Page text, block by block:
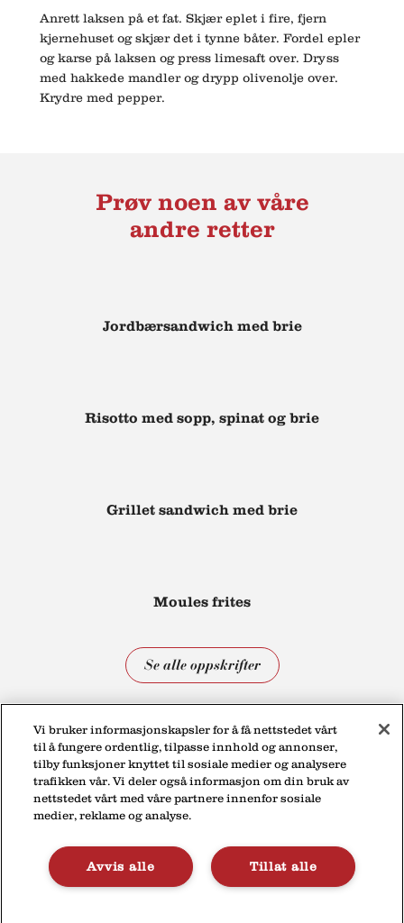
Anrett laksen på et fat. Skjær eplet i fire, fjern
kjernehuset og skjær det i tynne båter. Fordel epler
og karse på laksen og press limesaft over. Dryss
med hakkede mandler og drypp olivenolje over.
Krydre med pepper.
Prøv noen av våre
andre retter
Jordbærsandwich med brie
Risotto med sopp, spinat og brie
Grillet sandwich med brie
Moules frites
Se alle oppskrifter
© 2026
Vi bruker informasjonskapsler for å få nettstedet vårt
til å fungere ordentlig, tilpasse innhold og annonser,
tilby funksjoner knyttet til sosiale medier og analysere
trafikken vår. Vi deler også informasjon om din bruk av
nettstedet vårt med våre partnere innenfor sosiale
medier, reklame og analyse.
Tillat alle
Avvis alle